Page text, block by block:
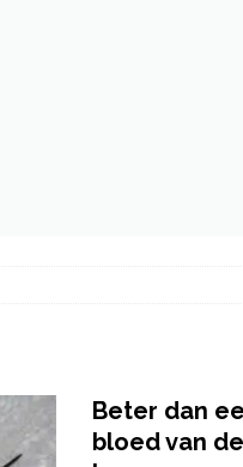
Beter dan
bloed van